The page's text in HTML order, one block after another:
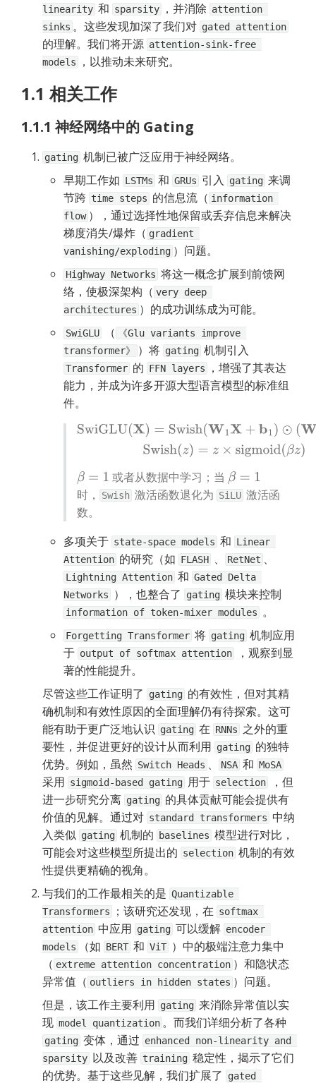
linearity 和 sparsity ，并消除 attention
sinks 。这些发现加深了我们对 gated attention
的理解。我们将开源 attention-sink-free
models
，以推动未来研究。
1.1 相关工作
1.1.1 神经网络中的 Gating
gating 机制已被广泛应用于神经网络。
早期工作如 LSTMs 和 GRUs 引入 gating 来调
节跨 time steps 的信息流（ information
flow ），通过选择性地保留或丢弃信息来解决
梯度消失/爆炸（ gradient
vanishing/exploding ）问题。
Highway Networks 将这一概念扩展到前馈网
络，使极深架构（ very deep
architectures ）的成功训练成为可能。
SwiGLU （
《Glu variants improve
transformer》
）将 gating
Transformer 的 FFN layers
，增强了其表达
能力，并成为许多开源大型语言模型的标准组
件。
SwiGLU(X)=Swish (W1X+b1)⊙(W2X+b2) S
wish(z)=z×sigmoid βz )
β =1 或者从数据中学习；当 β=1
时，
Swish 激活函数退化为 SiLU 激活函
数。
多项关于 state-space models 和 Linear
Attention 的研究（如 FLASH 、 RetNet 、
Lightning Attention 和 Gated Delta
Networks
），也整合了 gating
information of token-mixer modules 。
Forgetting Transformer 将 gating 机制应用
于 output of softmax attention
，观察到显
著的性能提升。
尽管这些工作证明了
gating 的有效性，但对其精
确机制和有效性原因的全面理解仍有待探索。这可
能有助于更广泛地认识 gating 在 RNNs 之外的重
要性，并促进更好的设计从而利用 gating 的独特
优势。例如，虽然 Switch Heads 、 NSA 和 MoSA
采用 sigmoid-based gating 用于 selection
，但
进一步研究分离 gating 的具体贡献可能会提供有
价值的见解。通过对 standard transformers 中纳
入类似 gating 机制的 baselines 模型进行对比，
可能会对这些模型所提出的 selection 机制的有效
性提供更精确的视角。
与我们的工作最相关的是 Quantizable
Transformers
；该研究还发现，在 softmax
attention 中应用 gating 可以缓解 encoder
models
（如 BERT 和 ViT ）中的极端注意力集中
（ extreme attention concentration ）和隐状态
异常值（ outliers in hidden states ）问题。
但是，该工作主要利用 gating 来消除异常值以实
现 model quantization
gating 变体，通过 enhanced non-linearity and
sparsity 以及改善 training 稳定性，揭示了它们
的优势。基于这些见解，我们扩展了
gated